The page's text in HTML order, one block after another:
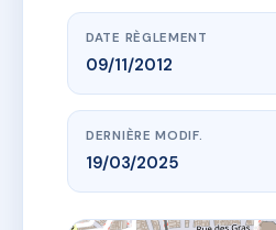
DATE RÈGLEMENT
09/11/2012
DERNIÈRE MODIF.
19/03/2025